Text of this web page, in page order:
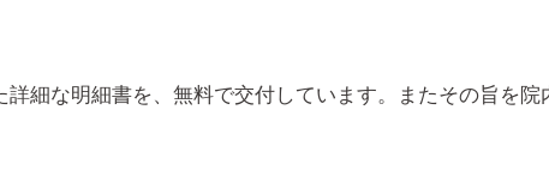
細な明細書を、無料で交付しています。またその旨を院